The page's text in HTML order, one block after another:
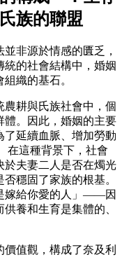
族的聯盟
非源於情感的匱乏，
的社會結構中，婚姻
織的基石。
耕與氏族社會中，個
體。因此，婚姻的主要
延續血脈、增加勞動
於夫妻二人是否在燭光
穩固了家族的根基。
嫁給你愛的人」——因
養和生育是集體的、
值觀，構成了奈及利